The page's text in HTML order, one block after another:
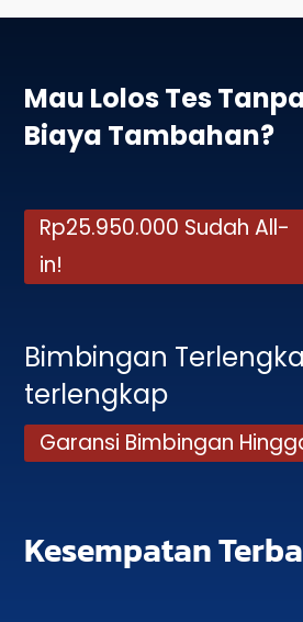
Mau Lolos Tes
Biaya Tambahan?
Rp25.950.000 Sudah All-
in!
Bimbingan
terlengkap
Garansi Bimbingan
Kesempatan